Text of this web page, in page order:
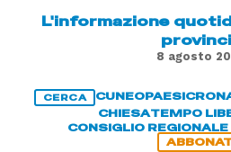
L'informazione
8 agosto
CERCA CUNEOPAESI
CHIESATEMPO
CONSIGLIO